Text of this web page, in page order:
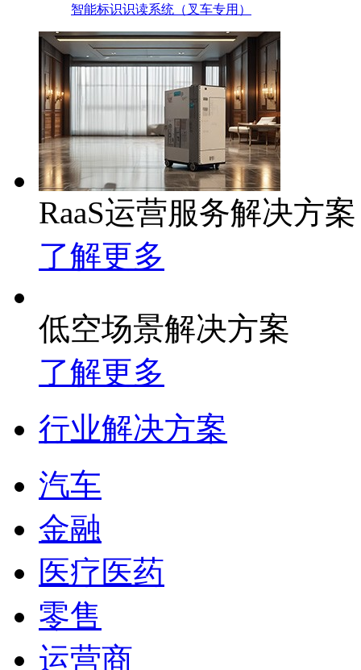
智能标识识读系统（叉车专用）
RaaS运营服务解决方案
了解更多
低空场景解决方案
了解更多
行业解决方案
汽车
金融
医疗医药
零售
运营商